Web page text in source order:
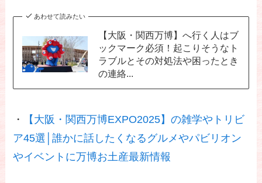
あわせて読みたい
【大阪・関西万博】へ行く人はブ
ックマーク必須！起こりそうなト
ラブルとその対処法や困ったとき
の連絡...
・
【大阪・関西万博EXPO2025】の雑学やトリビ
ア45選│誰かに話したくなるグルメやパビリオン
やイベントに万博お土産最新情報